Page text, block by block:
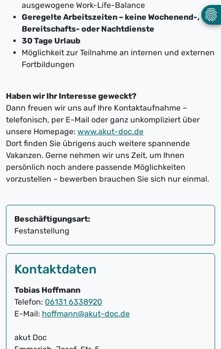
ausgewogene Work-Life-Balance
Geregelte Arbeitszeiten – keine Wochenend-,
Bereitschafts- oder Nachtdienste
30 Tage Urlaub
Möglichkeit zur Teilnahme an internen und externen
Fortbildungen
Haben wir Ihr Interesse geweckt?
Dann freuen wir uns auf Ihre Kontaktaufnahme –
telefonisch, per E-Mail oder ganz unkompliziert über
unsere Homepage: www.akut-doc.de
Dort finden Sie übrigens auch weitere spannende
Vakanzen. Gerne nehmen wir uns Zeit, um Ihnen
persönlich noch andere passende Möglichkeiten
vorzustellen – bewerben brauchen Sie sich nur einmal.
Beschäftigungsart:
Festanstellung
Kontaktdaten
Tobias Hoffmann
Telefon: 06131 6338920
E-Mail: hoffmann@akut-doc.de
akut Doc